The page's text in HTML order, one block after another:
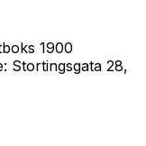
1900
Stortingsgata 28,